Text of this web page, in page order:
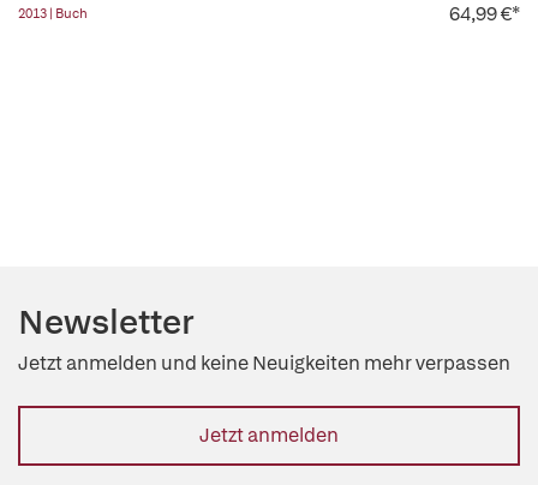
2013 | Buch 64,99 €*
Newsletter
Jetzt anmelden und keine Neuigkeiten mehr verpassen
Jetzt anmelden